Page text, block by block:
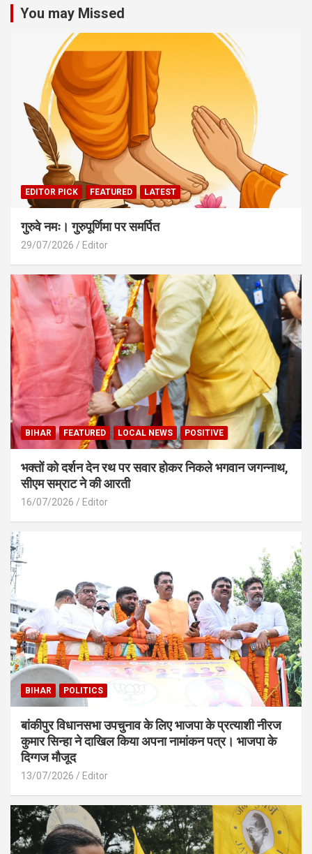
You may Missed
EDITOR PICK FEATURED LATEST
गुरुवे नमः। गुरुपूर्णिमा पर समर्पित
29/07/2026 Editor
BIHAR FEATURED LOCAL NEWS POSITIVE
भक्तों को दर्शन देन रथ पर सवार होकर निकले भगवान जगन्नाथ,
सीएम सम्राट ने की आरती
16/07/2026 Editor
BIHAR POLITICS
बांकीपुर विधानसभा उपचुनाव के लिए भाजपा के प्रत्याशी नीरज
कुमार सिन्हा ने दाखिल किया अपना नामांकन पत्र। भाजपा के
दिग्गज मौजूद
13/07/2026 Editor